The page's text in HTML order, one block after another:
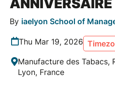
By iaelyon School of
Thu Mar 19, 2026
Manufacture des Tabacs,
Lyon, France